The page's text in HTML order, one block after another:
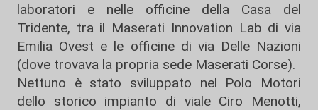
laboratori e nelle officine della Casa del
Tridente, tra il Maserati Innovation Lab di via
Emilia Ovest e le officine di via Delle Nazioni
(dove trovava la propria sede Maserati Corse).
Nettuno è stato sviluppato nel Polo Motori
dello storico impianto di viale Ciro Menotti,